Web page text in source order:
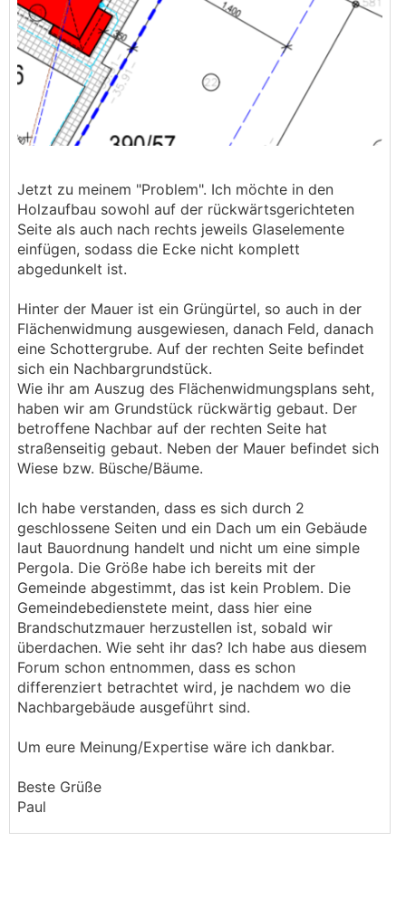
Jetzt zu meinem "Problem". Ich möchte in den
Holzaufbau sowohl auf der rückwärtsgerichteten
Seite als auch nach rechts jeweils Glaselemente
einfügen, sodass die Ecke nicht komplett
abgedunkelt ist.
Hinter der Mauer ist ein Grüngürtel, so auch in der
Flächenwidmung ausgewiesen, danach Feld, danach
eine Schottergrube. Auf der rechten Seite befindet
sich ein Nachbargrundstück.
Wie ihr am Auszug des Flächenwidmungsplans seht,
haben wir am Grundstück rückwärtig gebaut. Der
betroffene Nachbar auf der rechten Seite hat
straßenseitig gebaut. Neben der Mauer befindet sich
Wiese bzw. Büsche/Bäume.
Ich habe verstanden, dass es sich durch 2
geschlossene Seiten und ein Dach um ein Gebäude
laut Bauordnung handelt und nicht um eine simple
Pergola. Die Größe habe ich bereits mit der
Gemeinde abgestimmt, das ist kein Problem. Die
Gemeindebedienstete meint, dass hier eine
Brandschutzmauer herzustellen ist, sobald wir
überdachen. Wie seht ihr das? Ich habe aus diesem
Forum schon entnommen, dass es schon
differenziert betrachtet wird, je nachdem wo die
Nachbargebäude ausgeführt sind.
Um eure Meinung/Expertise wäre ich dankbar.
Beste Grüße
Paul